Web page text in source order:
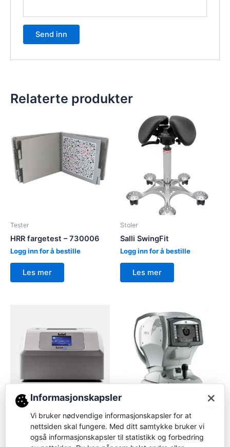
Relaterte produkter
Tester
HRR fargetest – 730006
Logg inn for å bestille
Les mer
Stoler
Salli SwingFit
Logg inn for å bestille
Les mer
Briot Scan 8 Remote-
tracer
Autorefraktor/Keratometer
Nidek TONOREF III
Logg inn for å bestille
×
Informasjonskapsler
Vi bruker nødvendige informasjonskapsler for at
nettsiden skal fungere. Med ditt samtykke bruker vi
også informasjonskapsler til statistikk og forbedring